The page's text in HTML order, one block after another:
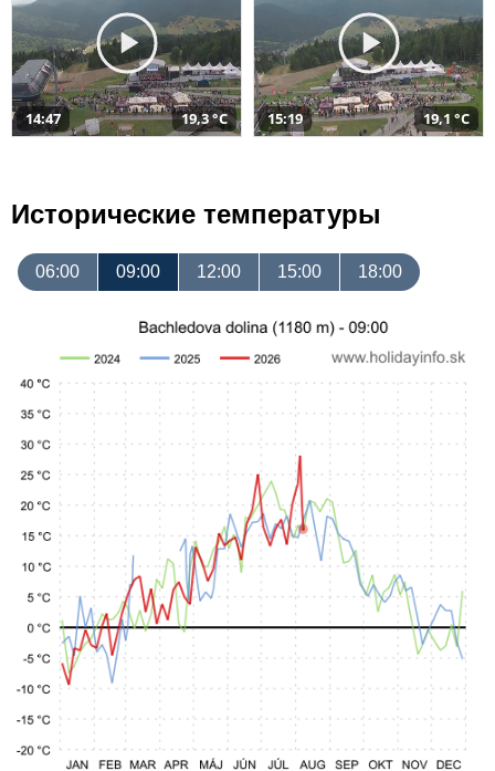
14:47 19,3 °C 15:19 19,1 °C
Исторические температуры
06:00 09:00 12:00 15:00 18:00